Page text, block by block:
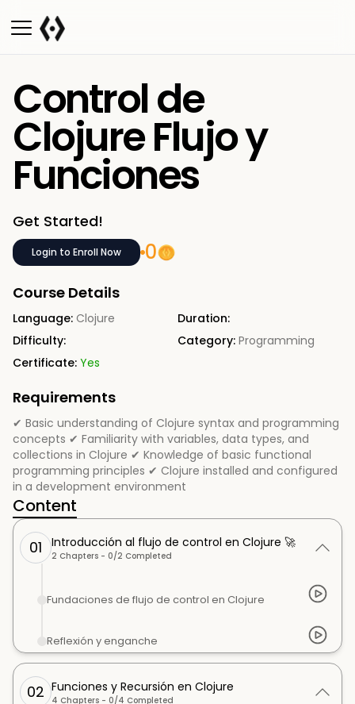
Control de
Clojure Flujo y
Funciones
Get Started!
Login to Enroll Now 0
Course Details
Language: Clojure
Duration:
Difficulty:
Category: Programming
Certificate: Yes
Requirements
✔ Basic understanding of Clojure syntax and programming
concepts ✔ Familiarity with variables, data types, and
collections in Clojure ✔ Knowledge of basic functional
programming principles ✔ Clojure installed and configured
in a development environment
Content
01 Introducción al flujo de control en Clojure 🚀
2 Chapters - 0/2 Completed
Fundaciones de flujo de control en Clojure
Reflexión y enganche
02 Funciones y Recursión en Clojure
4 Chapters - 0/4 Completed